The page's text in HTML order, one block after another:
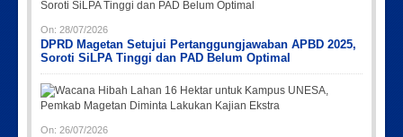
On: 28/07/2026
DPRD Magetan Setujui Pertanggungjawaban APBD 2025,
Soroti SiLPA Tinggi dan PAD Belum Optimal
On: 26/07/2026